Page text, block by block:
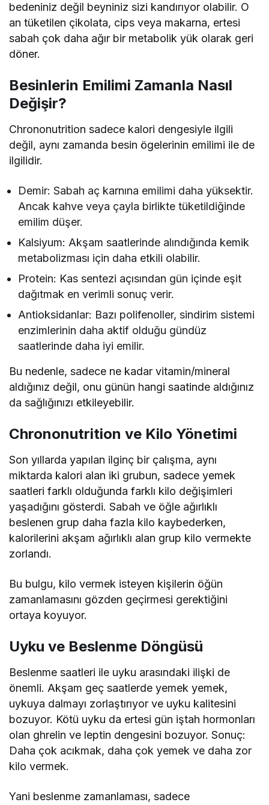
bedeniniz değil beyniniz sizi kandırıyor olabilir. O
an tüketilen çikolata, cips veya makarna, ertesi
sabah çok daha ağır bir metabolik yük olarak geri
döner.
Besinlerin Emilimi Zamanla Nasıl
Değişir?
Chrononutrition sadece kalori dengesiyle ilgili
değil, aynı zamanda besin ögelerinin emilimi ile de
ilgilidir.
Demir: Sabah aç karnına emilimi daha yüksektir.
Ancak kahve veya çayla birlikte tüketildiğinde
emilim düşer.
Kalsiyum: Akşam saatlerinde alındığında kemik
metabolizması için daha etkili olabilir.
Protein: Kas sentezi açısından gün içinde eşit
dağıtmak en verimli sonuç verir.
Antioksidanlar: Bazı polifenoller, sindirim sistemi
enzimlerinin daha aktif olduğu gündüz
saatlerinde daha iyi emilir.
Bu nedenle, sadece ne kadar vitamin/mineral
aldığınız değil, onu günün hangi saatinde aldığınız
da sağlığınızı etkileyebilir.
Chrononutrition ve Kilo Yönetimi
Son yıllarda yapılan ilginç bir çalışma, aynı
miktarda kalori alan iki grubun, sadece yemek
saatleri farklı olduğunda farklı kilo değişimleri
yaşadığını gösterdi. Sabah ve öğle ağırlıklı
beslenen grup daha fazla kilo kaybederken,
kalorilerini akşam ağırlıklı alan grup kilo vermekte
zorlandı.
Bu bulgu, kilo vermek isteyen kişilerin öğün
zamanlamasını gözden geçirmesi gerektiğini
ortaya koyuyor.
Uyku ve Beslenme Döngüsü
Beslenme saatleri ile uyku arasındaki ilişki de
önemli. Akşam geç saatlerde yemek yemek,
uykuya dalmayı zorlaştırıyor ve uyku kalitesini
bozuyor. Kötü uyku da ertesi gün iştah hormonları
olan ghrelin ve leptin dengesini bozuyor. Sonuç:
Daha çok acıkmak, daha çok yemek ve daha zor
kilo vermek.
Yani beslenme zamanlaması, sadece